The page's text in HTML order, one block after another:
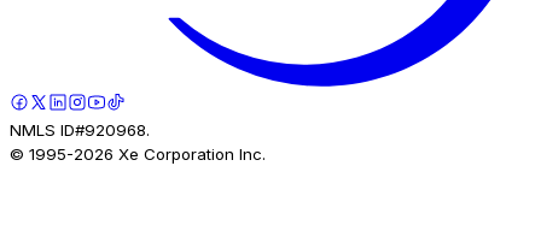
NMLS ID#920968.
© 1995-2026 Xe Corporation Inc.